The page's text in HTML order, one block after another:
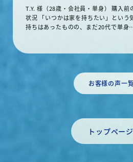
T.Y. 様（28歳・会社員・単身） 購入前
状況 「いつかは家を持ちたい」という
持ちはあったものの、まだ20代で単身
いうちに大きな買い物をするのは、な
たそうです。 「今買う理由」が見えた
間 弊社スタッフとの話の中で気づいた
は、「独身のうちに買う方が、ローン審
用と比較したとき、「待つことにもコ
トがある」という考え方が腑に落ちたと
言います。 「自分のための家」という選
お客様の声一
トップペー